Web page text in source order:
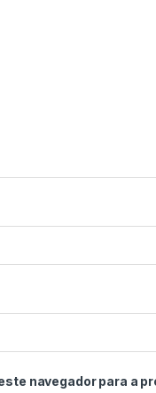
navegador para a